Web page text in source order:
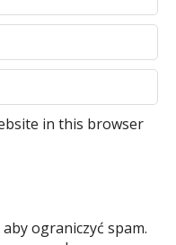
in this browser
ograniczyć spam.